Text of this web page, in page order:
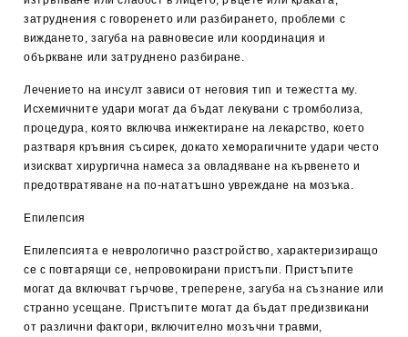
затруднения с говоренето или разбирането, проблеми с
виждането, загуба на равновесие или координация и
объркване или затруднено разбиране.
Лечението на инсулт зависи от неговия тип и тежестта му.
Исхемичните удари могат да бъдат лекувани с тромболиза,
процедура, която включва инжектиране на лекарство, което
разтваря кръвния съсирек, докато хеморагичните удари често
изискват хирургична намеса за овладяване на кървенето и
предотвратяване на по-нататъшно увреждане на мозъка.
Епилепсия
Епилепсията е неврологично разстройство, характеризиращо
се с повтарящи се, непровокирани пристъпи. Пристъпите
могат да включват гърчове, треперене, загуба на съзнание или
странно усещане. Пристъпите могат да бъдат предизвикани
от различни фактори, включително мозъчни травми,